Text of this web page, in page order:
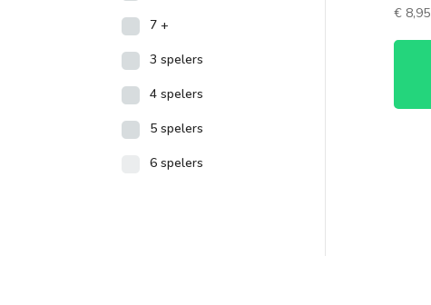
7 +
3 spelers
4 spelers
5 spelers
6 spelers
€8,95